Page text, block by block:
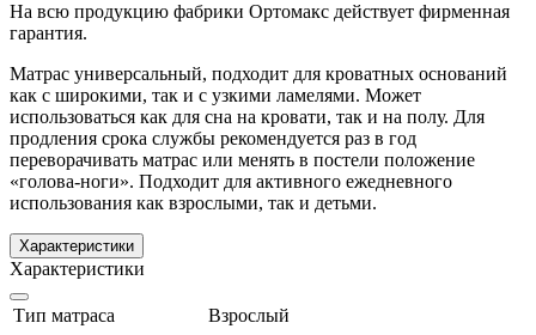
На всю продукцию фабрики Ортомакс действует фирменная
гарантия.
Матрас универсальный, подходит для кроватных оснований
как с широкими, так и с узкими ламелями. Может
использоваться как для сна на кровати, так и на полу. Для
продления срока службы рекомендуется раз в год
переворачивать матрас или менять в постели положение
«голова-ноги». Подходит для активного ежедневного
использования как взрослыми, так и детьми.
Характеристики
Характеристики
Тип матраса
Взрослый